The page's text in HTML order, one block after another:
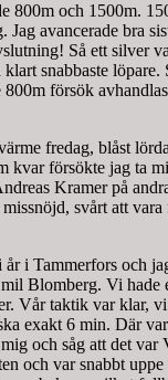
och 1500m.
avancerade bra
Så ett silver
snabbaste
försök
fredag, blåst
försökte jag ta
Kramer på
svårt att
i Tammerfors och
Blomberg. Vi hade
Vår taktik var
exakt 6 min. Där
och såg att det
och var snabbt